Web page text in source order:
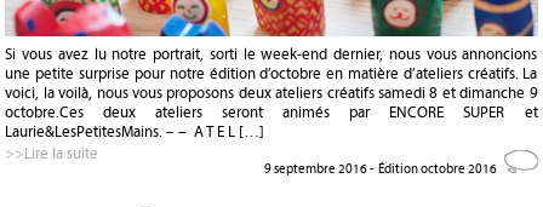
Si vous avez lu notre portrait, sorti le week-end dernier, nous vous annoncions
une petite surprise pour notre édition d’octobre en matière d’ateliers créatifs. La
voici, la voilà, nous vous proposons deux ateliers créatifs samedi 8 et dimanche 9
octobre.Ces deux ateliers seront animés par ENCORE SUPER et
Laurie&LesPetitesMains. – – A T E L […]
>>Lire la suite
9 septembre 2016 - Édition octobre 2016